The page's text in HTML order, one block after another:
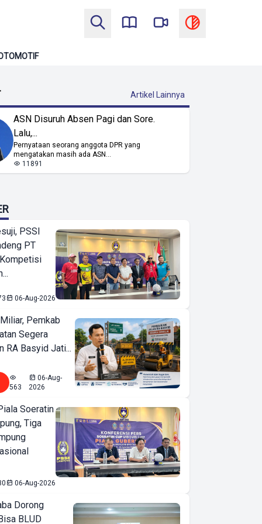
Artikel Lainnya
ASN Disuruh Absen Pagi dan Sore.
Lalu,...
Pernyataan seorang anggota DPR yang
mengatakan masih ada ASN...
11891
PSSI
PT
06-Aug-2026
Pemkab
Segera
RA Basyid Jati...
563
06-Aug-
2026
Soeratin
Tiga
06-Aug-2026
Dorong
BLUD